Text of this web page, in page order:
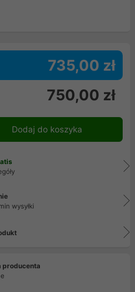
735,00 zł
750,00 zł
Dodaj do koszyka
wysyłki
producenta